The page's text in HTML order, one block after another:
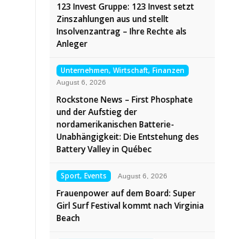
123 Invest Gruppe: 123 Invest setzt
Zinszahlungen aus und stellt
Insolvenzantrag – Ihre Rechte als
Anleger
Unternehmen, Wirtschaft, Finanzen
August 6, 2026
Rockstone News – First Phosphate
und der Aufstieg der
nordamerikanischen Batterie-
Unabhängigkeit: Die Entstehung des
Battery Valley in Québec
Sport, Events August 6, 2026
Frauenpower auf dem Board: Super
Girl Surf Festival kommt nach Virginia
Beach